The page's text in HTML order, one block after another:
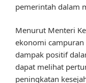
pemerintah dalam
Menurut Menteri
ekonomi
dampak positif
dapat melihat
peningkatan